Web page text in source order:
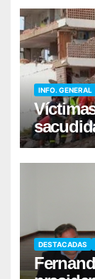
INFO. GENERAL
DESTACADAS